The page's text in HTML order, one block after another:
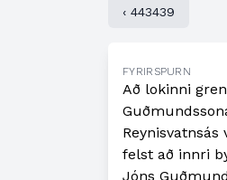
‹ 443439
FYRIRSPURN
Að lokinni
felst að innri
Jóns